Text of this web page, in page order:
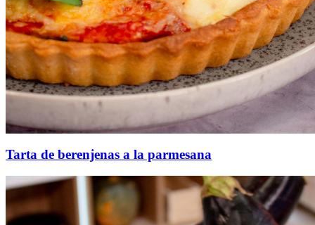
Tarta de berenjenas a la parmesana